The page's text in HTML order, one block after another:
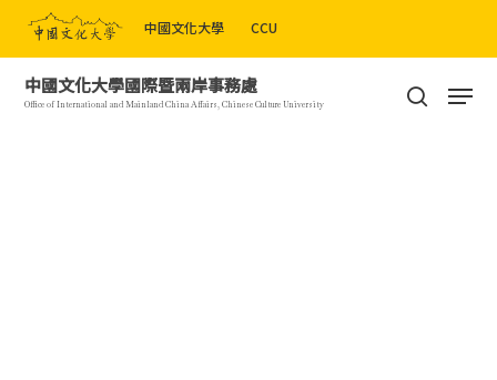
main
content
中國文化大學 CCU
中國文化大學國際暨兩岸事務處
Office of International and Mainland China Affairs, Chinese Culture University search
Menu